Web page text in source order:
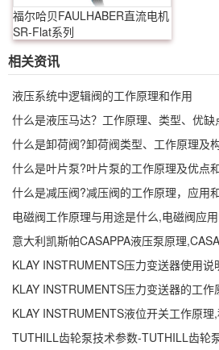
福尔哈贝FAULHABER直流电机
SR-Flat系列
相关资讯
液压系统中逻辑阀的工作原理和作用
什么是液压马达？工作原理、类型、优缺
什么是卸荷阀?卸荷阀类型、工作原理及
什么是叶片泵?叶片泵的工作原理及优点
什么是减压阀?减压阀的工作原理，应用
电磁阀工作原理与用途是什么,电磁阀应
KLAY INSTRUMENTS压力变送器的工作
TUTHILL齿轮泵技术参数-TUTHILL齿轮